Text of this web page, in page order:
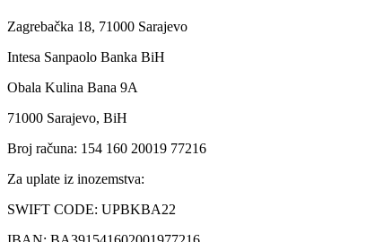
Zagrebačka 18, 71000 Sarajevo
Intesa Sanpaolo Banka BiH
Obala Kulina Bana 9A
71000 Sarajevo, BiH
Broj računa: 154 160 20019 77216
Za uplate iz inozemstva:
SWIFT CODE: UPBKBA22